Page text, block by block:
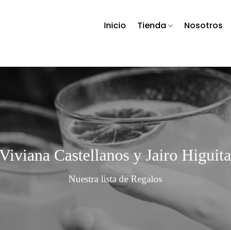
Inicio Tienda Nosotros
Castellanos y Jairo Higuita
Nuestra lista de Regalos